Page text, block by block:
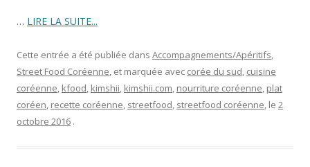
… LIRE LA SUITE...
Cette entrée a été publiée dans Accompagnements/Apéritifs
Street Food Coréenne , et marquée avec corée du sud cuisine
coréenne kfood kimshii kimshii.com nourriture coréenne plat
coréen recette coréenne streetfood streetfood coréenne , le 2
octobre 2016 .